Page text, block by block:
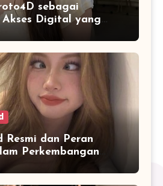
sebagai
Digital yang
Cepat
Resmi dan Peran
Perkembangan